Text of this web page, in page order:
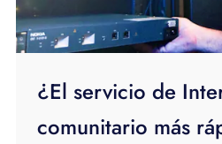
¿El servicio de
comunitario más